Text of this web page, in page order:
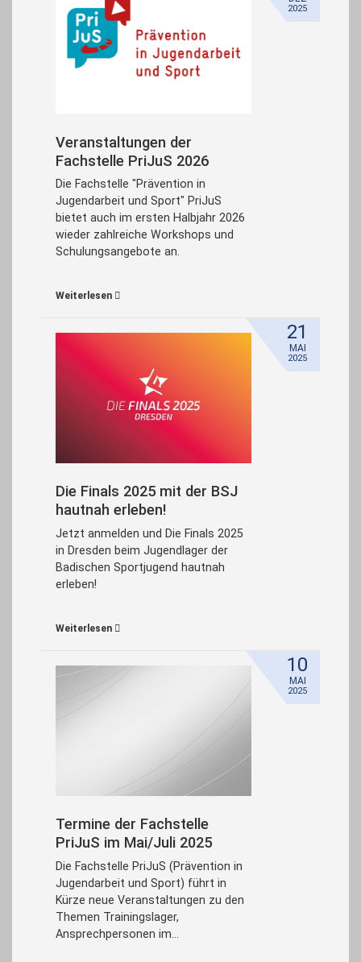
Veranstaltungen der
Fachstelle PriJuS 2026
Die Fachstelle "Prävention in
Jugendarbeit und Sport" PriJuS
bietet auch im ersten Halbjahr 2026
wieder zahlreiche Workshops und
Schulungsangebote an.
Weiterlesen
2025
Die Finals 2025 mit der BSJ
hautnah erleben!
Jetzt anmelden und Die Finals 2025
in Dresden beim Jugendlager der
Badischen Sportjugend hautnah
erleben!
Weiterlesen
21
MAI
2025
Termine der Fachstelle
PriJuS im Mai/Juli 2025
Die Fachstelle PriJuS (Prävention in
Jugendarbeit und Sport) führt in
Kürze neue Veranstaltungen zu den
Themen Trainingslager,
Ansprechpersonen im…
10
MAI
2025